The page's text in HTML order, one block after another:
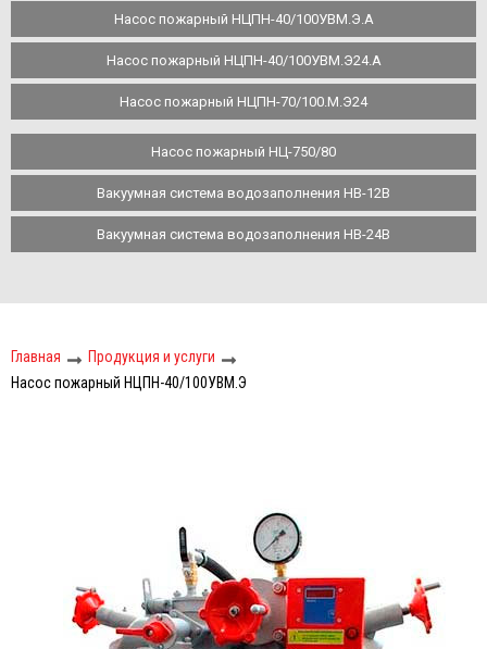
Насос пожарный НЦПН-40/100УВМ.Э.А
Насос пожарный НЦПН-40/100УВМ.Э24.А
Насос пожарный НЦПН-70/100.М.Э24
Насос пожарный НЦ-750/80
Вакуумная система водозаполнения НВ-12В
Вакуумная система водозаполнения НВ-24В
Главная
Продукция и услуги
Насос пожарный НЦПН-40/100УВМ.Э